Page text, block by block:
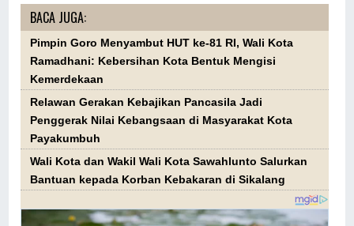
BACA JUGA:
Pimpin Goro Menyambut HUT ke-81 RI, Wali Kota
Ramadhani: Kebersihan Kota Bentuk Mengisi
Kemerdekaan
Relawan Gerakan Kebajikan Pancasila Jadi
Penggerak Nilai Kebangsaan di Masyarakat Kota
Payakumbuh
Wali Kota dan Wakil Wali Kota Sawahlunto Salurkan
Bantuan kepada Korban Kebakaran di Sikalang